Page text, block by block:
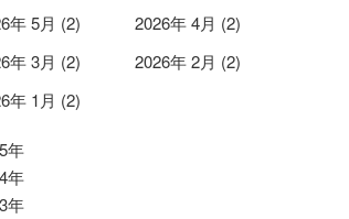
年 5月 (2)
2026年 4月 (2)
年 3月 (2)
2026年 2月 (2)
年 1月 (2)
年
年
年